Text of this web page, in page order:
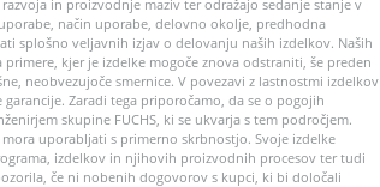
in proizvodnje maziv ter odražajo sedanje stanje v
način uporabe, delovno okolje, predhodna
splošno veljavnih izjav o delovanju naših izdelkov. Naših
kjer je izdelke mogoče znova odstraniti, še preden
neobvezujoče smernice. V povezavi z lastnostmi izdelkov
Zaradi tega priporočamo, da se o pogojih
skupine FUCHS, ki se ukvarja s tem področjem.
uporabljati s primerno skrbnostjo. Svoje izdelke
izdelkov in njihovih proizvodnih procesov ter tudi
če ni nobenih dogovorov s kupci, ki bi določali